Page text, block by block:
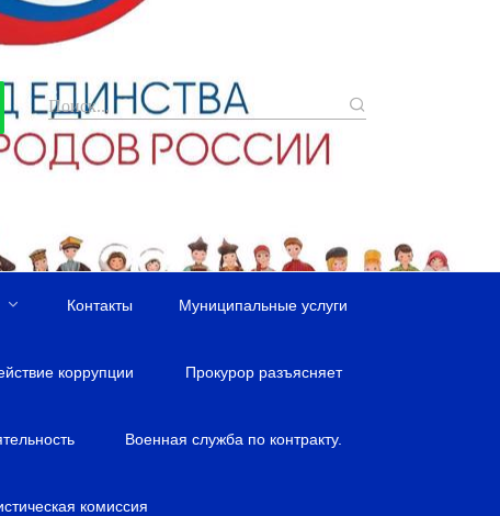
Контакты Муниципальные услуги
коррупции Прокурор разъясняет
Военная служба по контракту.
комиссия